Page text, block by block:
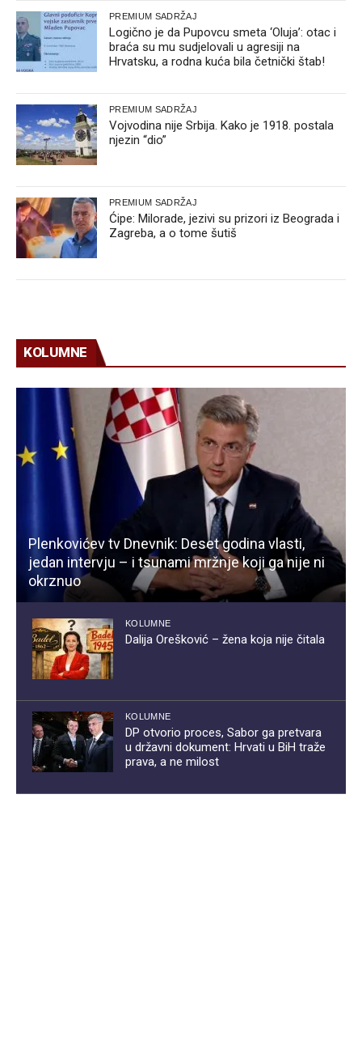
PREMIUM SADRŽAJ
Logično je da Pupovcu smeta ‘Oluja’: otac i
braća su mu sudjelovali u agresiji na
Hrvatsku, a rodna kuća bila četnički štab!
PREMIUM SADRŽAJ
Vojvodina nije Srbija. Kako je 1918. postala
njezin “dio”
PREMIUM SADRŽAJ
Ćipe: Milorade, jezivi su prizori iz Beograda i
Zagreba, a o tome šutiš
KOLUMNE
Plenkovićev tv Dnevnik: Deset godina vlasti,
jedan intervju – i tsunami mržnje koji ga nije ni
okrznuo
KOLUMNE
Dalija Orešković – žena koja nije čitala
KOLUMNE
DP otvorio proces, Sabor ga pretvara
u državni dokument: Hrvati u BiH traže
prava, a ne milost